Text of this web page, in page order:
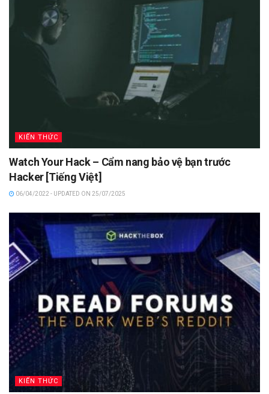
KIẾN THỨC
Watch Your Hack – Cẩm nang bảo vệ bạn trước
Hacker [Tiếng Việt]
06/04/2022 - UPDATED ON 25/07/2025
KIẾN THỨC